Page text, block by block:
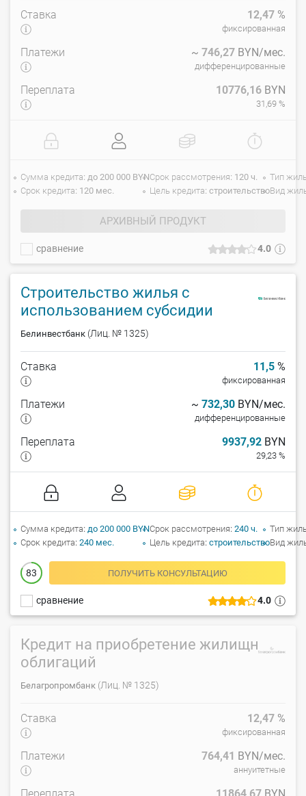
4.0
сравнение
Ставка 12,47 %
фиксированная
Платежи ~ 746,27 BYN/мес.
дифференцированные
Переплата 10776,16 BYN
31,69 %
АРХИВНЫЙ ПРОДУКТ
Сумма кредита до 200 000 BYN
Срок кредита 120 мес.
Срок рассмотрения 120 ч.
Цель кредита строительство
Тип
Вид
Строительство жилья с
использованием субсидии
Белинвестбанк (Лиц. № 1325)
4.0
сравнение
Ставка 11,5 %
фиксированная
Платежи ~ 732,30 BYN/мес.
дифференцированные
Переплата 9937,92 BYN
29,23 %
83 ПОЛУЧИТЬ КОНСУЛЬТАЦИЮ
Сумма кредита до 200 000 BYN
Срок кредита 240 мес.
Срок рассмотрения 240 ч.
Цель кредита строительство
Тип
Вид
Кредит на приобретение жилищных
облигаций
Белагропромбанк (Лиц. № 1325)
Ставка 12,47 %
фиксированная
Платежи 764,41 BYN/мес.
аннуитетные